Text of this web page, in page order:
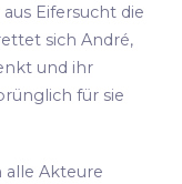
Eifersucht die
sich André,
und ihr
für sie
Akteure